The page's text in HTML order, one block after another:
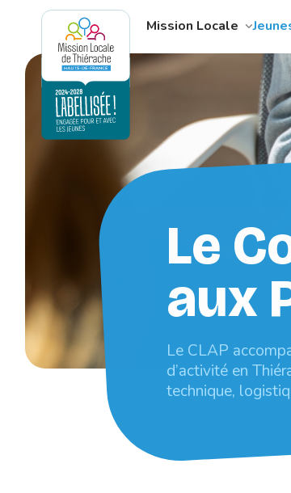
Mission Locale
Le
aux
Le CLAP
d’activité en
technique,